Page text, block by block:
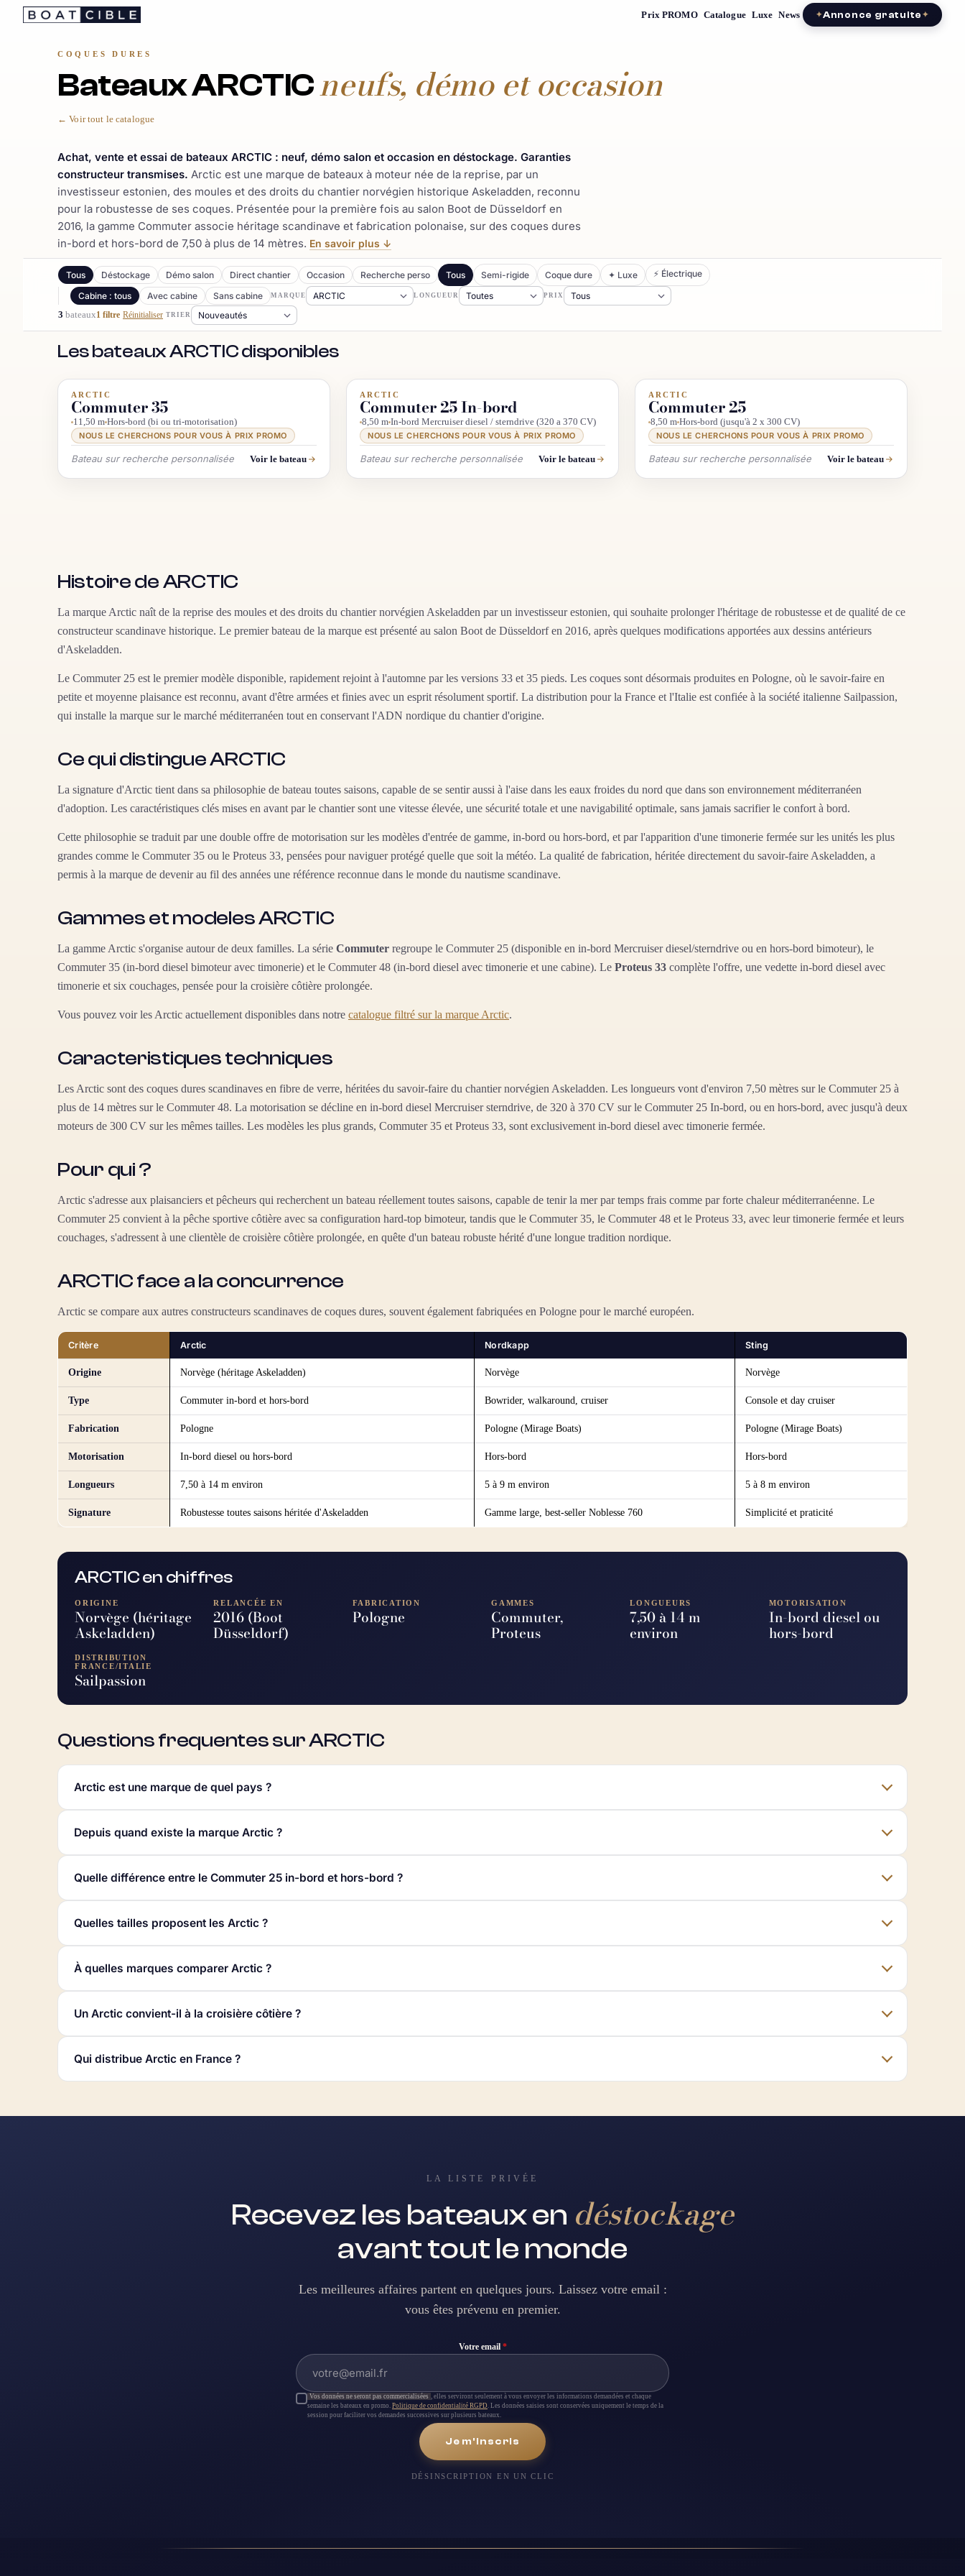
Passer
Prix PROMO Catalogue Luxe News Annonce gratuite
COQUES DURES
Bateaux ARCTICneufs, démo et occasion
← Voir tout le catalogue
Achat, vente et essai de bateaux ARCTIC : neuf, démo salon et occasion en déstockage. Garanties
constructeur transmises. Arctic est une marque de bateaux à moteur née de la reprise, par un
investisseur estonien, des moules et des droits du chantier norvégien historique Askeladden, reconnu
pour la robustesse de ses coques. Présentée pour la première fois au salon Boot de Düsseldorf en
2016, la gamme Commuter associe héritage scandinave et fabrication polonaise, sur des coques dures
in-bord et hors-bord de 7,50 à plus de 14 mètres. En savoir plus ↓
Tous Déstockage Démo salon Direct chantier Occasion Recherche perso Tous Semi-rigide Coque dure ✦ Luxe ⚡ Électrique
Cabine : tous Avec cabine Sans cabine MARQUE LONGUEUR PRIX
3 bateaux1 filtre Réinitialiser TRIER
Les bateaux ARCTIC disponibles
INFO & RECHERCHE
ARCTIC
Commuter 35
11,50 m Hors-bord (bi ou tri-motorisation)
NOUS LE CHERCHONS POUR VOUS À PRIX PROMO
Bateau sur recherche personnalisée Voir le bateau
INFO & RECHERCHE
ARCTIC
Commuter 25 In-bord
8,50 m In-bord Mercruiser diesel / sterndrive (320 a 370 CV)
NOUS LE CHERCHONS POUR VOUS À PRIX PROMO
Bateau sur recherche personnalisée Voir le bateau
INFO & RECHERCHE
ARCTIC
Commuter 25
8,50 m Hors-bord (jusqu'à 2 x 300 CV)
NOUS LE CHERCHONS POUR VOUS À PRIX PROMO
Bateau sur recherche personnalisée Voir le bateau
Histoire de ARCTIC
La marque Arctic naît de la reprise des moules et des droits du chantier norvégien Askeladden par un investisseur estonien, qui souhaite prolonger l'héritage de robustesse et de qualité de ce
constructeur scandinave historique. Le premier bateau de la marque est présenté au salon Boot de Düsseldorf en 2016, après quelques modifications apportées aux dessins antérieurs
d'Askeladden.
Le Commuter 25 est le premier modèle disponible, rapidement rejoint à l'automne par les versions 33 et 35 pieds. Les coques sont désormais produites en Pologne, où le savoir-faire en
petite et moyenne plaisance est reconnu, avant d'être armées et finies avec un esprit résolument sportif. La distribution pour la France et l'Italie est confiée à la société italienne Sailpassion,
qui installe la marque sur le marché méditerranéen tout en conservant l'ADN nordique du chantier d'origine.
Ce qui distingue ARCTIC
La signature d'Arctic tient dans sa philosophie de bateau toutes saisons, capable de se sentir aussi à l'aise dans les eaux froides du nord que dans son environnement méditerranéen
d'adoption. Les caractéristiques clés mises en avant par le chantier sont une vitesse élevée, une sécurité totale et une navigabilité optimale, sans jamais sacrifier le confort à bord.
Cette philosophie se traduit par une double offre de motorisation sur les modèles d'entrée de gamme, in-bord ou hors-bord, et par l'apparition d'une timonerie fermée sur les unités les plus
grandes comme le Commuter 35 ou le Proteus 33, pensées pour naviguer protégé quelle que soit la météo. La qualité de fabrication, héritée directement du savoir-faire Askeladden, a
permis à la marque de devenir au fil des années une référence reconnue dans le monde du nautisme scandinave.
Gammes et modeles ARCTIC
La gamme Arctic s'organise autour de deux familles. La série Commuter regroupe le Commuter 25 (disponible en in-bord Mercruiser diesel/sterndrive ou en hors-bord bimoteur), le
Commuter 35 (in-bord diesel bimoteur avec timonerie) et le Commuter 48 (in-bord diesel avec timonerie et une cabine). Le Proteus 33 complète l'offre, une vedette in-bord diesel avec
timonerie et six couchages, pensée pour la croisière côtière prolongée.
Vous pouvez voir les Arctic actuellement disponibles dans notre catalogue filtré sur la marque Arctic.
Caracteristiques techniques
Les Arctic sont des coques dures scandinaves en fibre de verre, héritées du savoir-faire du chantier norvégien Askeladden. Les longueurs vont d'environ 7,50 mètres sur le Commuter 25 à
plus de 14 mètres sur le Commuter 48. La motorisation se décline en in-bord diesel Mercruiser sterndrive, de 320 à 370 CV sur le Commuter 25 In-bord, ou en hors-bord, avec jusqu'à deux
moteurs de 300 CV sur les mêmes tailles. Les modèles les plus grands, Commuter 35 et Proteus 33, sont exclusivement in-bord diesel avec timonerie fermée.
Pour qui ?
Arctic s'adresse aux plaisanciers et pêcheurs qui recherchent un bateau réellement toutes saisons, capable de tenir la mer par temps frais comme par forte chaleur méditerranéenne. Le
Commuter 25 convient à la pêche sportive côtière avec sa configuration hard-top bimoteur, tandis que le Commuter 35, le Commuter 48 et le Proteus 33, avec leur timonerie fermée et leurs
couchages, s'adressent à une clientèle de croisière côtière prolongée, en quête d'un bateau robuste hérité d'une longue tradition nordique.
ARCTIC face a la concurrence
Arctic se compare aux autres constructeurs scandinaves de coques dures, souvent également fabriquées en Pologne pour le marché européen.
Critère Arctic Nordkapp Sting
Origine Norvège (héritage Askeladden) Norvège Norvège
Type Commuter in-bord et hors-bord Bowrider, walkaround, cruiser Console et day cruiser
Fabrication Pologne Pologne (Mirage Boats) Pologne (Mirage Boats)
Motorisation In-bord diesel ou hors-bord Hors-bord Hors-bord
Longueurs 7,50 à 14 m environ 5 à 9 m environ 5 à 8 m environ
Signature Robustesse toutes saisons héritée d'Askeladden Gamme large, best-seller Noblesse 760 Simplicité et praticité
ARCTIC en chiffres
ORIGINE
Norvège (héritage
Askeladden)
RELANCÉE EN
2016 (Boot
Düsseldorf)
FABRICATION
Pologne
GAMMES
Commuter,
Proteus
LONGUEURS
7,50 à 14 m
environ
MOTORISATION
In-bord diesel ou
hors-bord
DISTRIBUTION
FRANCE/ITALIE
Sailpassion
Questions frequentes sur ARCTIC
Arctic est une marque de quel pays ?
Depuis quand existe la marque Arctic ?
Quelle différence entre le Commuter 25 in-bord et hors-bord ?
Quelles tailles proposent les Arctic ?
À quelles marques comparer Arctic ?
Un Arctic convient-il à la croisière côtière ?
Qui distribue Arctic en France ?
LA LISTE PRIVÉE
Recevez les bateaux en déstockage
avant tout le monde
Les meilleures affaires partent en quelques jours. Laissez votre email :
vous êtes prévenu en premier.
Votre email *
Vos données ne seront pas commercialisées
, elles serviront seulement à vous envoyer les informations demandées et chaque
semaine les bateaux en promo. Politique de confidentialité RGPD . Les données saisies sont conservées uniquement le temps de la
session pour faciliter vos demandes successives sur plusieurs bateaux.
Je m'inscris
DÉSINSCRIPTION EN UN CLIC